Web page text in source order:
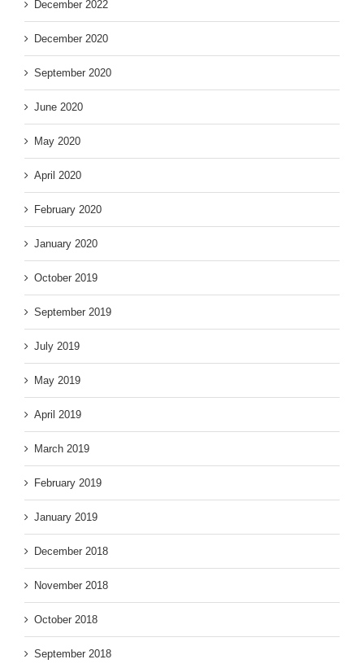
December 2022
December 2020
September 2020
June 2020
May 2020
April 2020
February 2020
January 2020
October 2019
September 2019
July 2019
May 2019
April 2019
March 2019
February 2019
January 2019
December 2018
November 2018
October 2018
September 2018